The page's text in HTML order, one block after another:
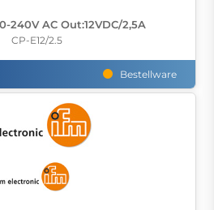
240V AC Out:12VDC/2,5A
CP-E12/2.5
Bestellware